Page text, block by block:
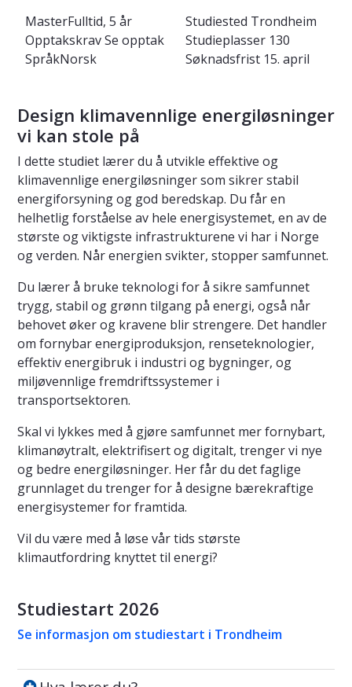
MasterFulltid, 5 år Studiested Trondheim
OpptakskravSe opptak Studieplasser 130
SpråkNorsk Søknadsfrist 15. april
Design klimavennlige energiløsninger
vi kan stole på
I dette studiet lærer du å utvikle effektive og
klimavennlige energiløsninger som sikrer stabil
energiforsyning og god beredskap. Du får en
helhetlig forståelse av hele energisystemet, en av de
største og viktigste infrastrukturene vi har i Norge
og verden. Når energien svikter, stopper samfunnet.
Du lærer å bruke teknologi for å sikre samfunnet
trygg, stabil og grønn tilgang på energi, også når
behovet øker og kravene blir strengere. Det handler
om fornybar energiproduksjon, renseteknologier,
effektiv energibruk i industri og bygninger, og
miljøvennlige fremdriftssystemer i
transportsektoren.
Skal vi lykkes med å gjøre samfunnet mer fornybart,
klimanøytralt, elektrifisert og digitalt, trenger vi nye
og bedre energiløsninger. Her får du det faglige
grunnlaget du trenger for å designe bærekraftige
energisystemer for framtida.
Vil du være med å løse vår tids største
klimautfordring knyttet til energi?
Studiestart 2026
Se informasjon om studiestart i Trondheim
Hva lærer du?